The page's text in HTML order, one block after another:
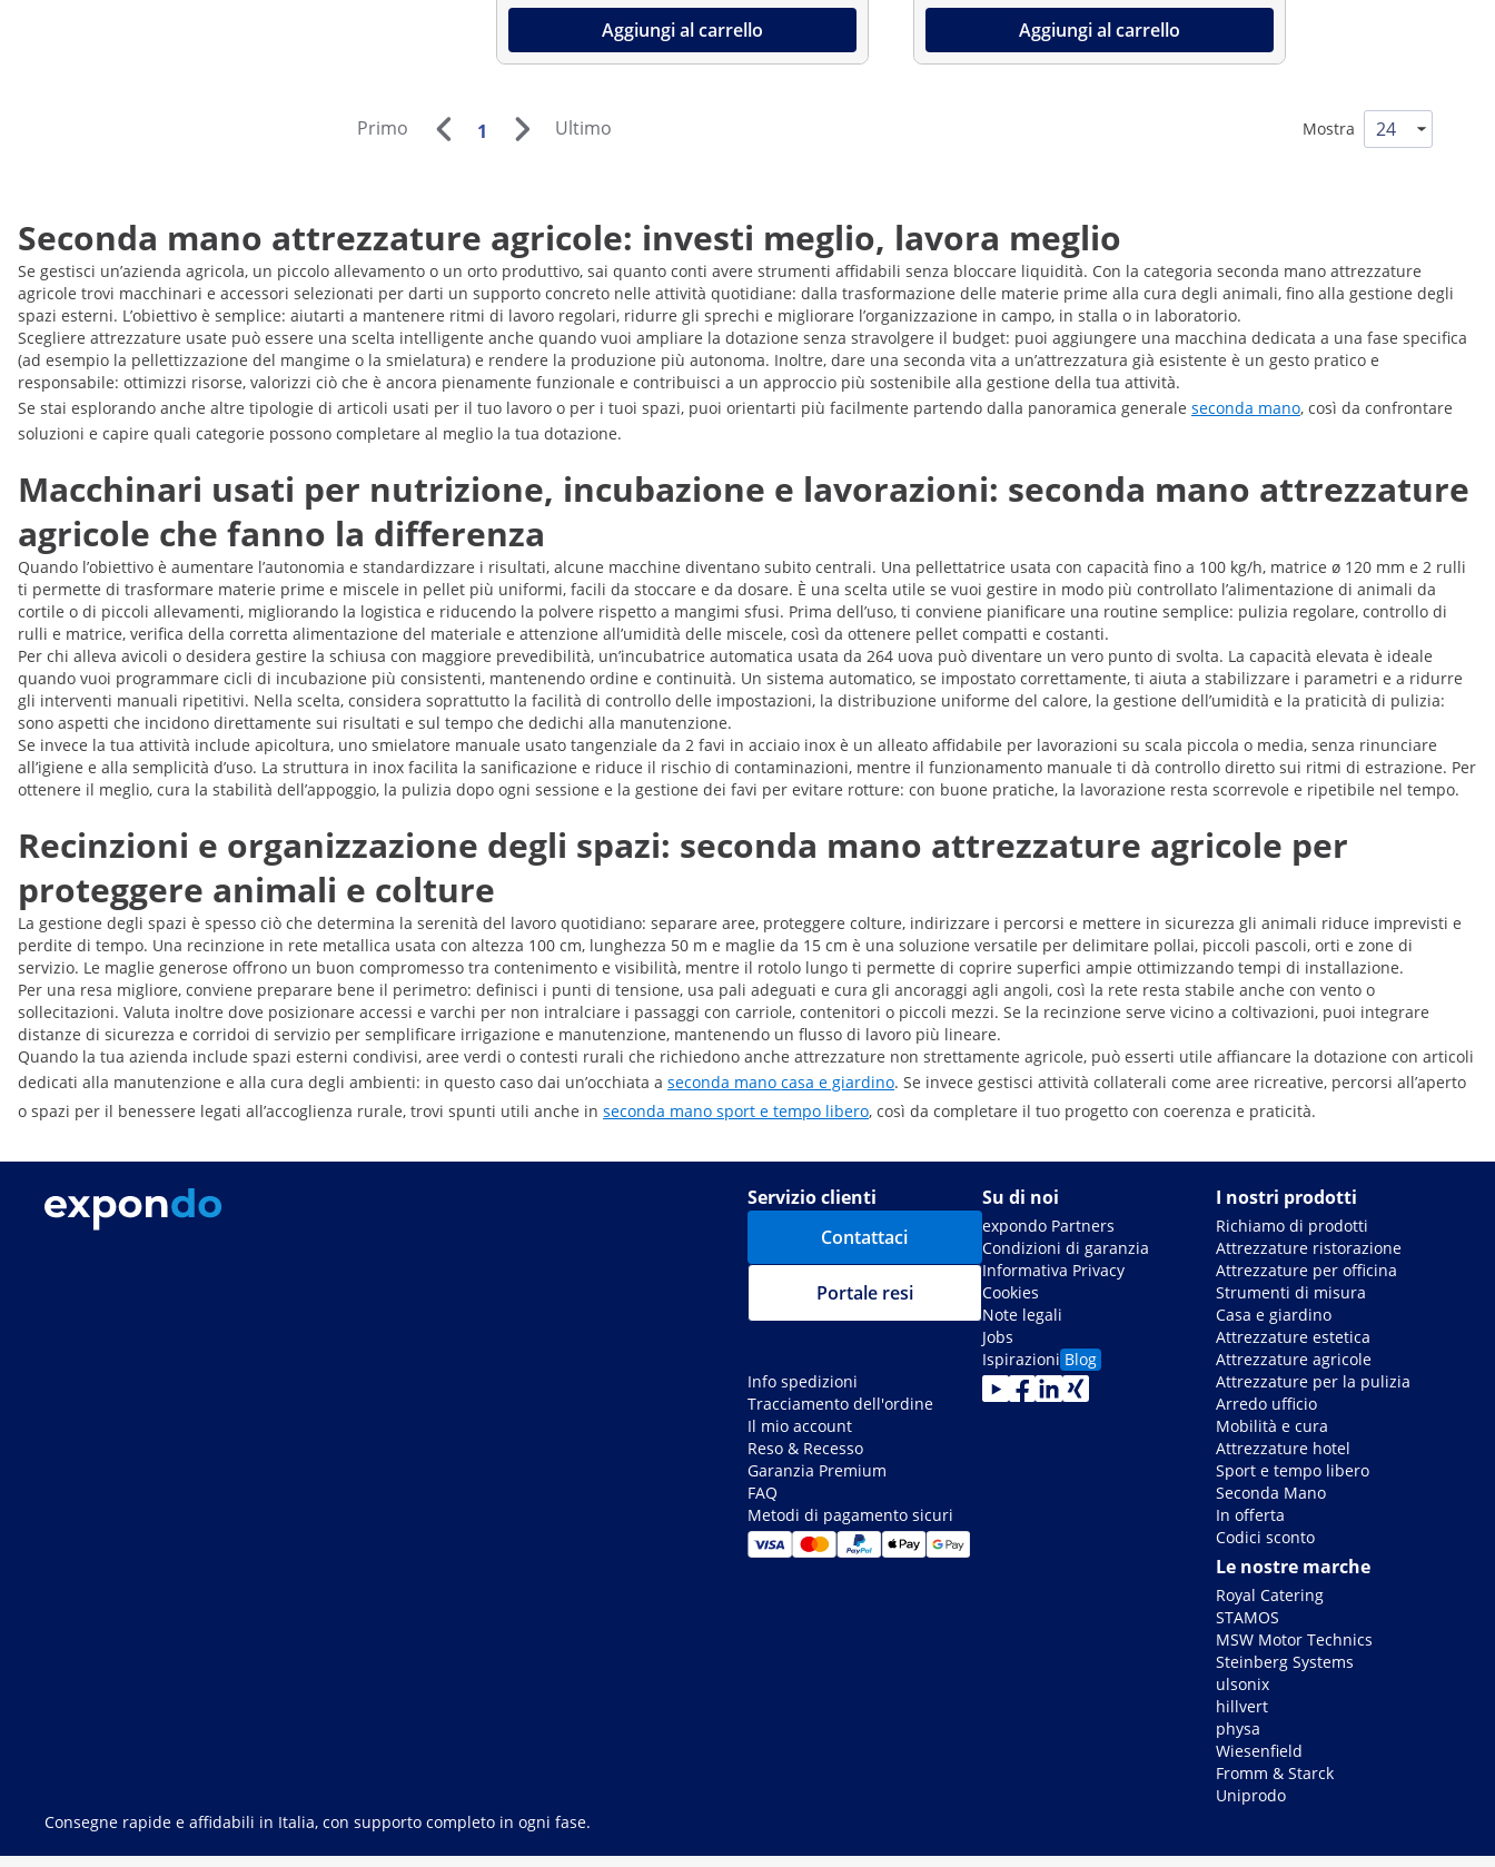
Aggiungi al carrello Aggiungi al carrello
Primo 1 Ultimo Mostra
Seconda mano attrezzature agricole: investi meglio, lavora meglio
Se gestisci un’azienda agricola, un piccolo allevamento o un orto produttivo, sai quanto conti avere strumenti affidabili senza bloccare liquidità. Con la categoria seconda mano attrezzature
agricole trovi macchinari e accessori selezionati per darti un supporto concreto nelle attività quotidiane: dalla trasformazione delle materie prime alla cura degli animali, fino alla gestione degli
spazi esterni. L’obiettivo è semplice: aiutarti a mantenere ritmi di lavoro regolari, ridurre gli sprechi e migliorare l’organizzazione in campo, in stalla o in laboratorio.
Scegliere attrezzature usate può essere una scelta intelligente anche quando vuoi ampliare la dotazione senza stravolgere il budget: puoi aggiungere una macchina dedicata a una fase specifica
(ad esempio la pellettizzazione del mangime o la smielatura) e rendere la produzione più autonoma. Inoltre, dare una seconda vita a un’attrezzatura già esistente è un gesto pratico e
responsabile: ottimizzi risorse, valorizzi ciò che è ancora pienamente funzionale e contribuisci a un approccio più sostenibile alla gestione della tua attività.
Se stai esplorando anche altre tipologie di articoli usati per il tuo lavoro o per i tuoi spazi, puoi orientarti più facilmente partendo dalla panoramica generale seconda mano, così da confrontare
soluzioni e capire quali categorie possono completare al meglio la tua dotazione.
Macchinari usati per nutrizione, incubazione e lavorazioni: seconda mano attrezzature
agricole che fanno la differenza
Quando l’obiettivo è aumentare l’autonomia e standardizzare i risultati, alcune macchine diventano subito centrali. Una pellettatrice usata con capacità fino a 100 kg/h, matrice ø 120 mm e 2 rulli
ti permette di trasformare materie prime e miscele in pellet più uniformi, facili da stoccare e da dosare. È una scelta utile se vuoi gestire in modo più controllato l’alimentazione di animali da
cortile o di piccoli allevamenti, migliorando la logistica e riducendo la polvere rispetto a mangimi sfusi. Prima dell’uso, ti conviene pianificare una routine semplice: pulizia regolare, controllo di
rulli e matrice, verifica della corretta alimentazione del materiale e attenzione all’umidità delle miscele, così da ottenere pellet compatti e costanti.
Per chi alleva avicoli o desidera gestire la schiusa con maggiore prevedibilità, un’incubatrice automatica usata da 264 uova può diventare un vero punto di svolta. La capacità elevata è ideale
quando vuoi programmare cicli di incubazione più consistenti, mantenendo ordine e continuità. Un sistema automatico, se impostato correttamente, ti aiuta a stabilizzare i parametri e a ridurre
gli interventi manuali ripetitivi. Nella scelta, considera soprattutto la facilità di controllo delle impostazioni, la distribuzione uniforme del calore, la gestione dell’umidità e la praticità di pulizia:
sono aspetti che incidono direttamente sui risultati e sul tempo che dedichi alla manutenzione.
Se invece la tua attività include apicoltura, uno smielatore manuale usato tangenziale da 2 favi in acciaio inox è un alleato affidabile per lavorazioni su scala piccola o media, senza rinunciare
all’igiene e alla semplicità d’uso. La struttura in inox facilita la sanificazione e riduce il rischio di contaminazioni, mentre il funzionamento manuale ti dà controllo diretto sui ritmi di estrazione. Per
ottenere il meglio, cura la stabilità dell’appoggio, la pulizia dopo ogni sessione e la gestione dei favi per evitare rotture: con buone pratiche, la lavorazione resta scorrevole e ripetibile nel tempo.
Recinzioni e organizzazione degli spazi: seconda mano attrezzature agricole per
proteggere animali e colture
La gestione degli spazi è spesso ciò che determina la serenità del lavoro quotidiano: separare aree, proteggere colture, indirizzare i percorsi e mettere in sicurezza gli animali riduce imprevisti e
perdite di tempo. Una recinzione in rete metallica usata con altezza 100 cm, lunghezza 50 m e maglie da 15 cm è una soluzione versatile per delimitare pollai, piccoli pascoli, orti e zone di
servizio. Le maglie generose offrono un buon compromesso tra contenimento e visibilità, mentre il rotolo lungo ti permette di coprire superfici ampie ottimizzando tempi di installazione.
Per una resa migliore, conviene preparare bene il perimetro: definisci i punti di tensione, usa pali adeguati e cura gli ancoraggi agli angoli, così la rete resta stabile anche con vento o
sollecitazioni. Valuta inoltre dove posizionare accessi e varchi per non intralciare i passaggi con carriole, contenitori o piccoli mezzi. Se la recinzione serve vicino a coltivazioni, puoi integrare
distanze di sicurezza e corridoi di servizio per semplificare irrigazione e manutenzione, mantenendo un flusso di lavoro più lineare.
Quando la tua azienda include spazi esterni condivisi, aree verdi o contesti rurali che richiedono anche attrezzature non strettamente agricole, può esserti utile affiancare la dotazione con articoli
dedicati alla manutenzione e alla cura degli ambienti: in questo caso dai un’occhiata a seconda mano casa e giardino. Se invece gestisci attività collaterali come aree ricreative, percorsi all’aperto
o spazi per il benessere legati all’accoglienza rurale, trovi spunti utili anche in seconda mano sport e tempo libero, così da completare il tuo progetto con coerenza e praticità.
Servizio clienti
Contattaci
Portale resi
Info spedizioni
Tracciamento dell'ordine
Il mio account
Reso & Recesso
Garanzia Premium
FAQ
Metodi di pagamento sicuri
Su di noi
expondo Partners
Condizioni di garanzia
Informativa Privacy
Cookies
Note legali
Jobs
Ispirazioni Blog
I nostri prodotti
Richiamo di prodotti
Attrezzature ristorazione
Attrezzature per officina
Strumenti di misura
Casa e giardino
Attrezzature estetica
Attrezzature agricole
Attrezzature per la pulizia
Arredo ufficio
Mobilità e cura
Attrezzature hotel
Sport e tempo libero
Seconda Mano
In offerta
Codici sconto
Le nostre marche
Royal Catering
STAMOS
MSW Motor Technics
Steinberg Systems
ulsonix
hillvert
physa
Wiesenfield
Fromm & Starck
Uniprodo
Consegne rapide e affidabili in Italia, con supporto completo in ogni fase.